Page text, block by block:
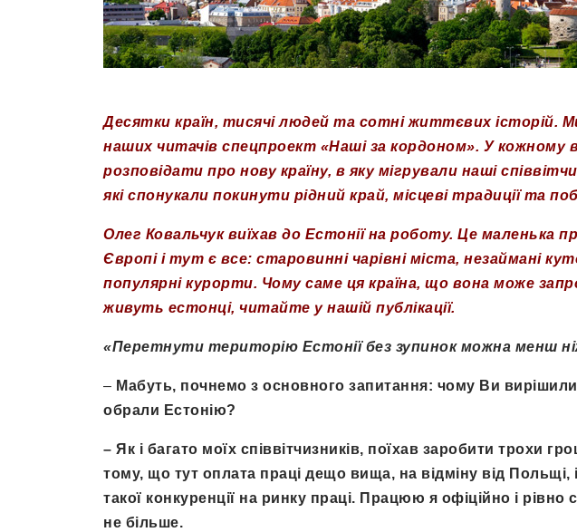
Десятки країн, тисячі людей та сотні життєвих історій.
наших читачів спецпроект «Наші за кордоном». У кожному
розповідати про нову країну, в яку мігрували наші
які спонукали покинути рідний край, місцеві традиції та
Олег Ковальчук виїхав до Естонії на роботу. Це маленька
Європі і тут є все: старовинні чарівні міста, незаймані
популярні курорти. Чому саме ця країна, що вона може
живуть естонці, читайте у нашій публікації.
«Перетнути територію Естонії без зупинок можна менш
– Мабуть, почнемо з основного запитання: чому Ви вирішили
обрали Естонію?
– Як і багато моїх співвітчизників, поїхав заробити трохи
тому, що тут оплата праці дещо вища, на відміну від Польщі,
такої конкуренції на ринку праці. Працюю я офіційно і рівно
не більше.